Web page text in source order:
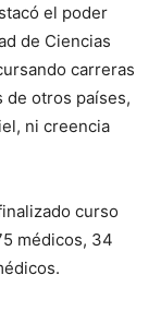
el poder
de Ciencias
carreras
de otros países,
ni creencia
curso
médicos, 34